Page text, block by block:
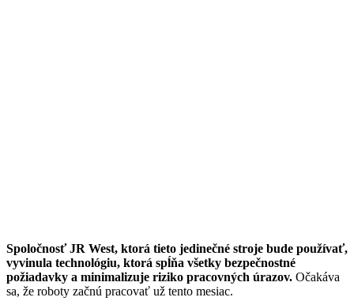
Spoločnosť JR West, ktorá tieto jedinečné stroje bude používať,
vyvinula technológiu, ktorá spĺňa všetky bezpečnostné
požiadavky a minimalizuje riziko pracovných úrazov. Očakáva
sa, že roboty začnú pracovať už tento mesiac.